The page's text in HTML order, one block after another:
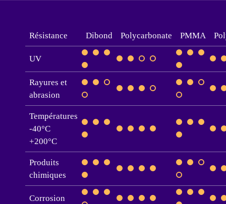
Résistance Dibond Polycarbonate PMMA
UV
Rayures et
abrasion
Températures
-40°C
+200°C
Produits
chimiques
Corrosion